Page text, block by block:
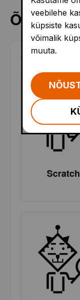
ALUSHARIDUS
veebilehe
küpsiste
võimalik
muuta.